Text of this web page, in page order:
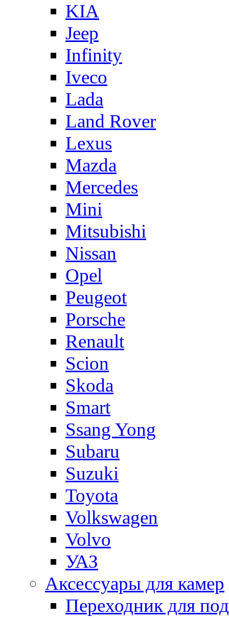
KIA
Jeep
Infinity
Iveco
Lada
Land Rover
Lexus
Mazda
Mercedes
Mini
Mitsubishi
Nissan
Opel
Peugeot
Porsche
Renault
Scion
Skoda
Smart
Ssang Yong
Subaru
Suzuki
Toyota
Volkswagen
Volvo
УАЗ
Аксессуары для камер
Переходник для